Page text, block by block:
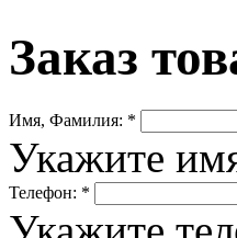
Заказ
Имя, Фамилия: *
Укажите
Телефон: *